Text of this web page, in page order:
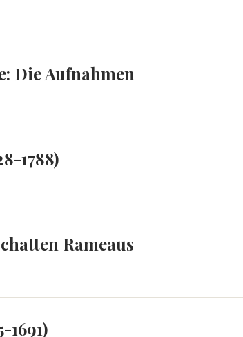
Die Aufnahmen
1788)
Rameaus
1691)